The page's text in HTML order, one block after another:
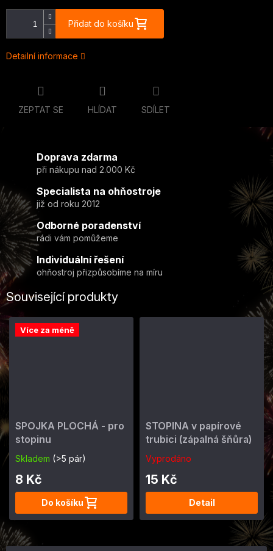
Přidat do košíku
Detailní informace
ZEPTAT SE HLÍDAT SDÍLET
Doprava zdarma
při nákupu nad 2.000 Kč
Specialista na ohňostroje
již od roku 2012
Odborné poradenství
rádi vám pomůžeme
Individuální řešení
ohňostroj přizpůsobíme na míru
Související produkty
Více za méně
SPOJKA PLOCHÁ - pro
stopinu
Skladem (>5 pár)
8 Kč
Do košíku
STOPINA v papírové
trubici (zápalná šňůra)
Vyprodáno
15 Kč
Detail